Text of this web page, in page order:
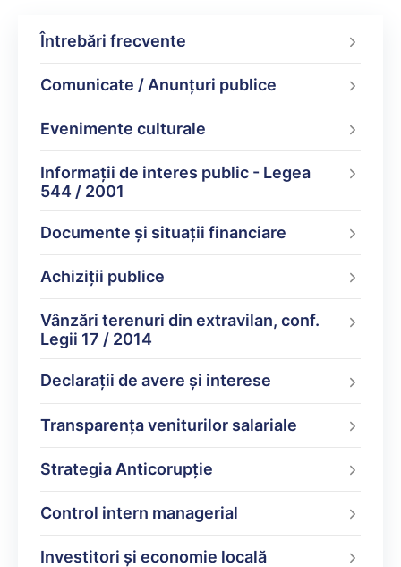
Întrebări frecvente
Comunicate / Anunțuri publice
Evenimente culturale
Informații de interes public - Legea
544 / 2001
Documente şi situaţii financiare
Achiziții publice
Vânzări terenuri din extravilan, conf.
Legii 17 / 2014
Declarații de avere şi interese
Transparența veniturilor salariale
Strategia Anticorupție
Control intern managerial
Investitori și economie locală